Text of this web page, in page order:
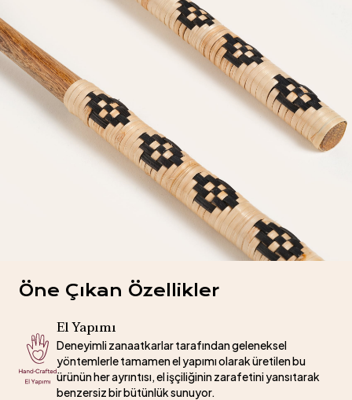
Öne Çıkan Özellikler
El Yapımı
Deneyimli zanaatkarlar tarafından geleneksel
yöntemlerle tamamen el yapımı olarak üretilen bu
ürünün her ayrıntısı, el işçiliğinin zarafetini yansıtarak
benzersiz bir bütünlük sunuyor.